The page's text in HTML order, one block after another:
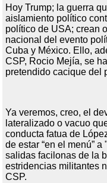
Hoy Trump; la guerra
aislamiento político
político de USA; crean
nacional del evento
Cuba y México. Ello,
CSP, Rocio Mejía, se
pretendido cacique del
Ya veremos, creo, el
lateralizado o vacuo
conducta fatua de
de estar “en el menú”
salidas facilonas de la
estridencias militantes
CSP.